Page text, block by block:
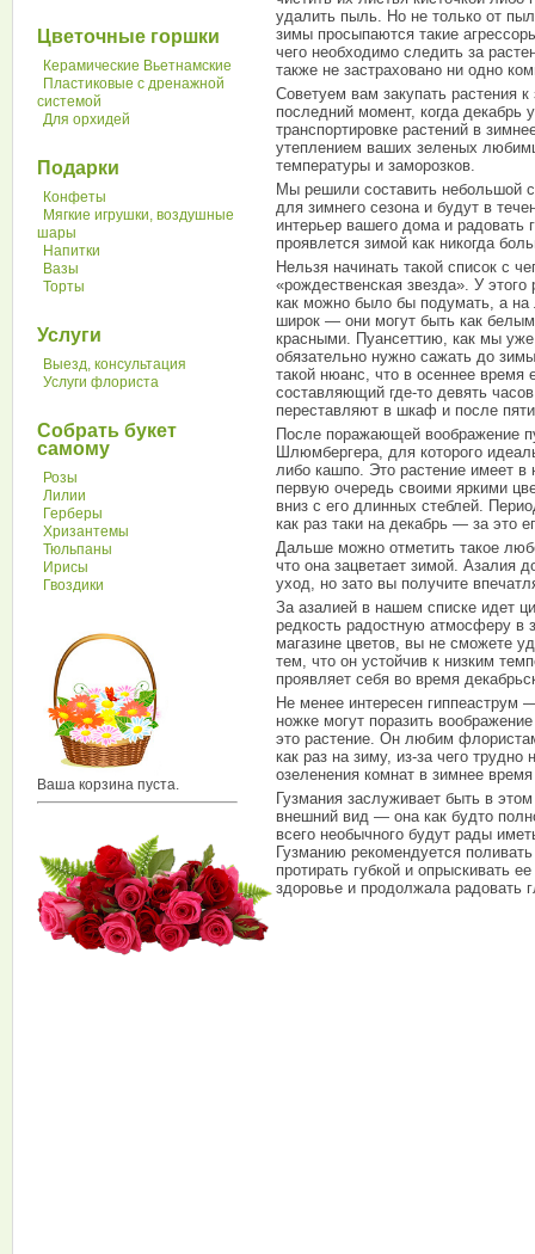
Цветочные горшки
Керамические Вьетнамские
Пластиковые с дренажной
системой
Для орхидей
Подарки
Конфеты
Мягкие игрушки, воздушные
шары
Напитки
Вазы
Торты
Услуги
Выезд, консультация
Услуги флориста
Собрать букет
самому
Розы
Лилии
Герберы
Хризантемы
Тюльпаны
Ирисы
Гвоздики
Ваша корзина пуста.
удалить пыль. Но не только от
зимы просыпаются такие
чего необходимо следить за
также не застраховано ни одно
Советуем вам закупать растения
последний момент, когда декабрь
транспортировке растений в
утеплением ваших зеленых
температуры и заморозков.
Мы решили составить небольшой
для зимнего сезона и будут в
интерьер вашего дома и радовать
проявлется зимой как никогда
Нельзя начинать такой список с
«рождественская звезда». У
как можно было бы подумать, а на
широк — они могут быть как
красными. Пуансеттию, как мы
обязательно нужно сажать до
такой нюанс, что в осеннее время
составляющий где-то девять
переставляют в шкаф и после
После поражающей воображение
Шлюмбергера, для которого
либо кашпо. Это растение имеет в
первую очередь своими яркими
вниз с его длинных стеблей.
как раз таки на декабрь — за это
Дальше можно отметить такое
что она зацветает зимой. Азалия
уход, но зато вы получите
За азалией в нашем списке идет
редкость радостную атмосферу в
магазине цветов, вы не сможете
тем, что он устойчив к низким
проявляет себя во время
Не менее интересен гиппеаструм
ножке могут поразить
это растение. Он любим
как раз на зиму, из-за чего
озеленения комнат в зимнее
Гузмания заслуживает быть в
внешний вид — она как будто
всего необычного будут рады
Гузманию рекомендуется
протирать губкой и опрыскивать
здоровье и продолжала радовать